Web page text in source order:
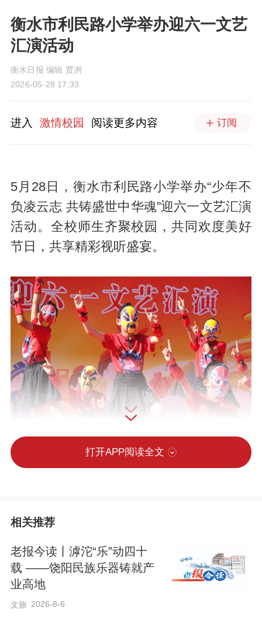
衡水市利民路小学举办迎六一文艺
汇演活动
衡水日报 编辑 贾冽
2026-05-28 17:33
进入 激情校园 阅读更多内容 订阅
5月28日，衡水市利民路小学举办“少年不
负凌云志 共铸盛世中华魂”迎六一文艺汇演
活动。全校师生齐聚校园，共同欢度美好
节日，共享精彩视听盛宴。
种艺术形式，全方位展现了利民路小学学
们精神饱满、自信大方，用灵动的身姿、
真挚的表演绽放童真活力。舞蹈《吉量》
舞姿灵动热烈，洋溢着浓郁的民族风情与
少年活力；快板《看升旗》节奏明快、语
打开APP阅读全文
相关推荐
老报今读丨滹沱“乐”动四十
载 ——饶阳民族乐器铸就产
业高地
文旅 2026-8-6